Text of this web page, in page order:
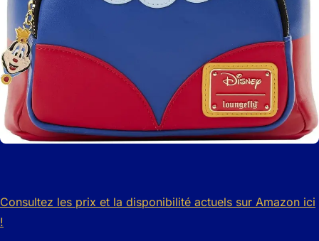
Consultez les prix et la disponibilité actuels sur Amazon ici
!